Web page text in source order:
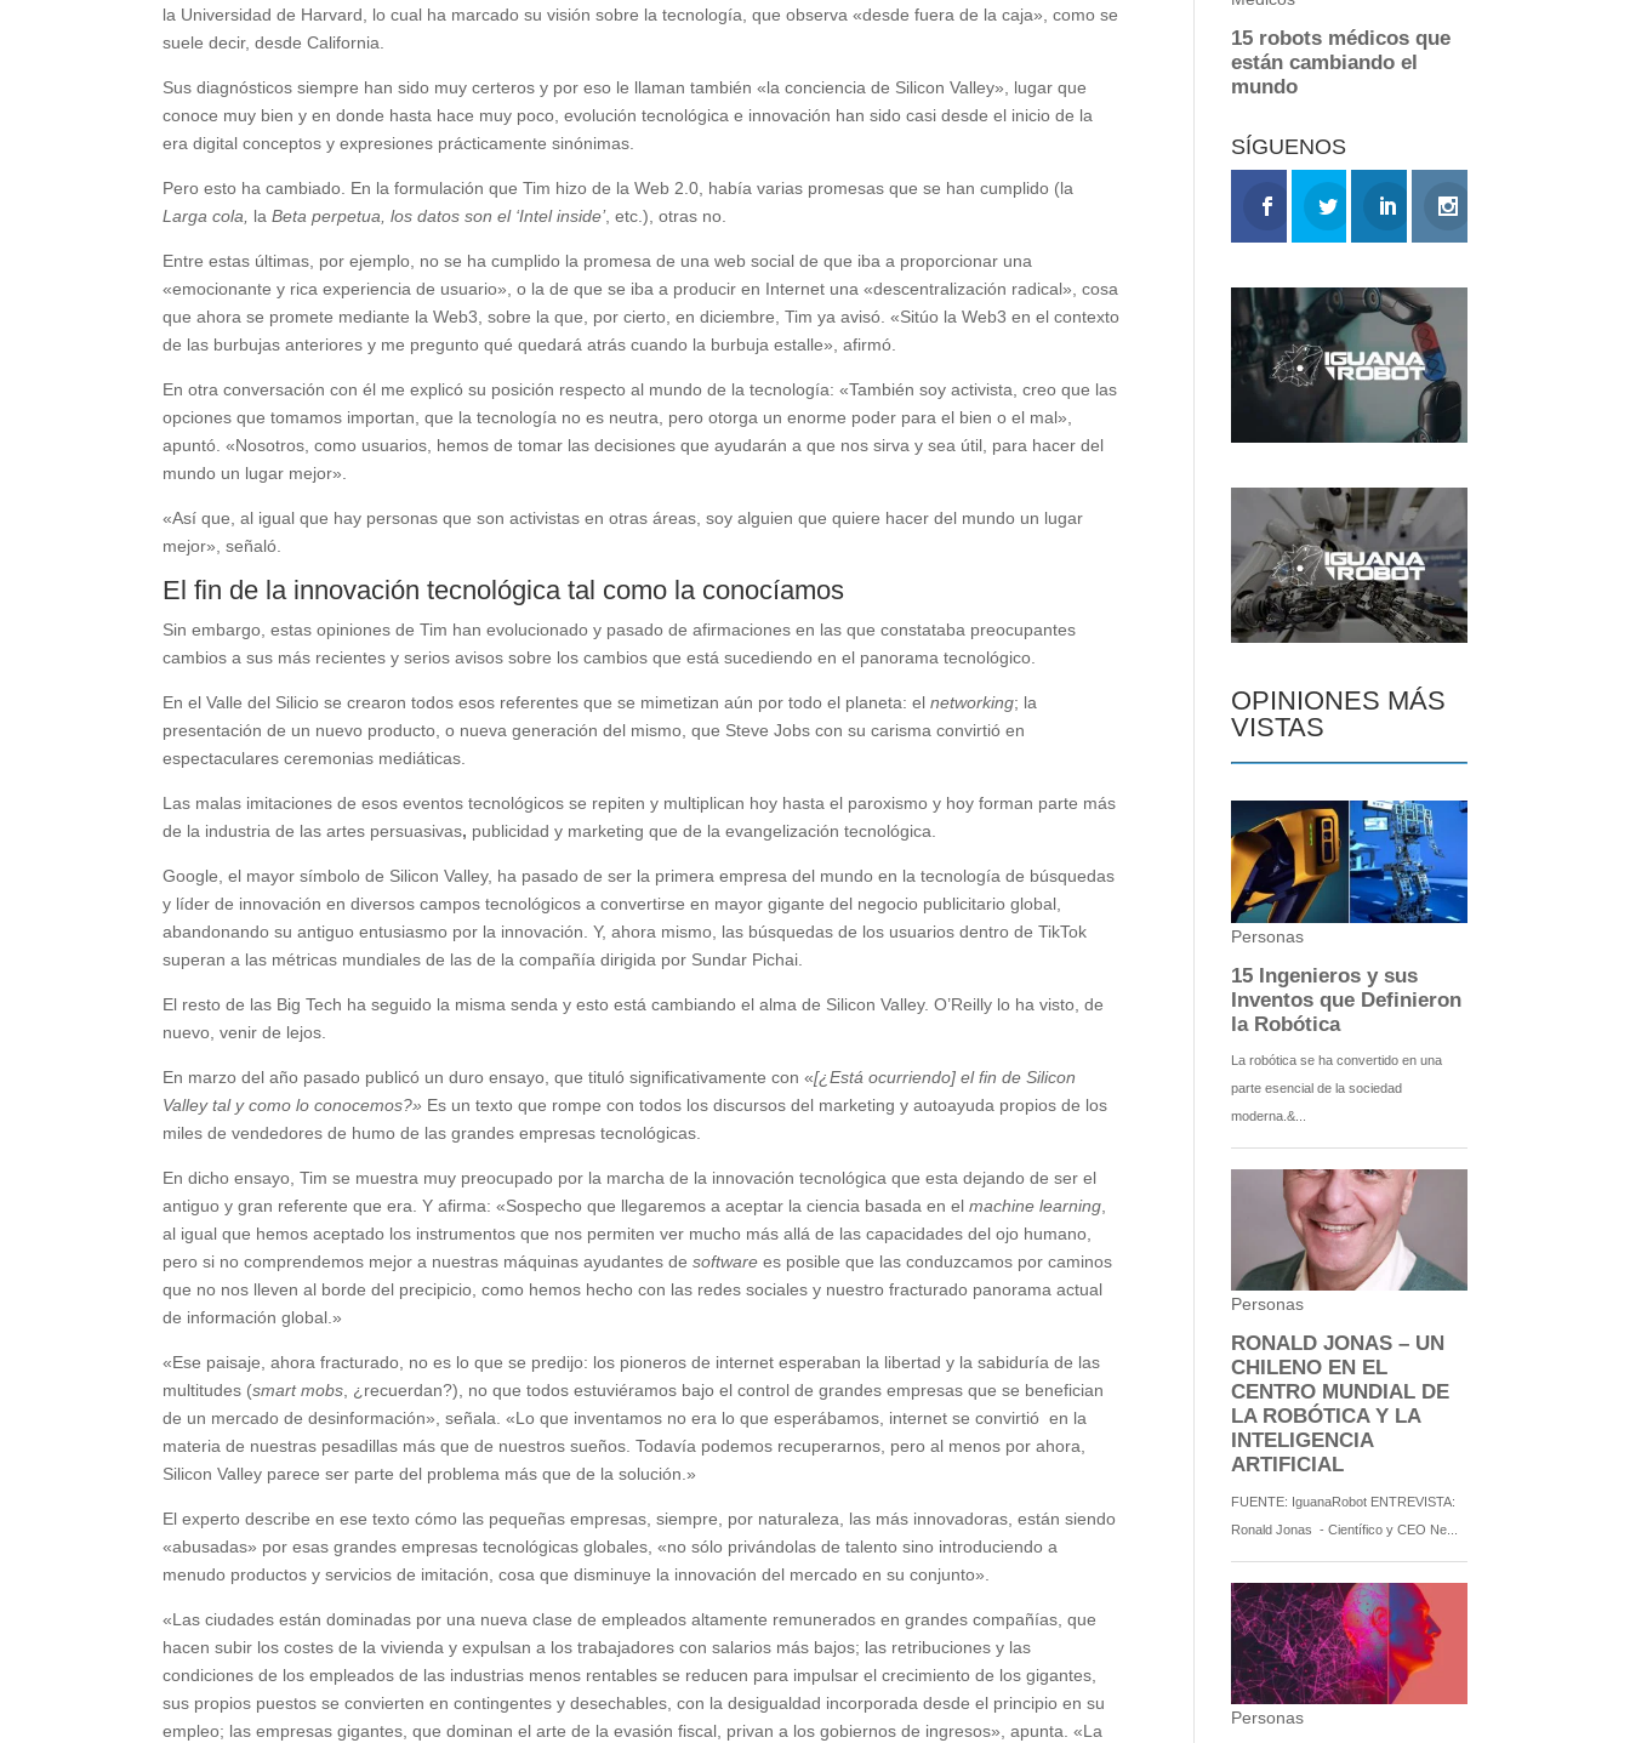
la Universidad de Harvard, lo cual ha marcado su visión sobre la tecnología, que observa «desde fuera de la caja», como se
suele decir, desde California.
Sus diagnósticos siempre han sido muy certeros y por eso le llaman también «la conciencia de Silicon Valley», lugar que
conoce muy bien y en donde hasta hace muy poco, evolución tecnológica e innovación han sido casi desde el inicio de la
era digital conceptos y expresiones prácticamente sinónimas.
Pero esto ha cambiado. En la formulación que Tim hizo de la Web 2.0, había varias promesas que se han cumplido (la
Larga cola,
laBeta perpetua, los datos son el ‘Intel inside’, etc.), otras no.
Entre estas últimas, por ejemplo, no se ha cumplido la promesa de una web social de que iba a proporcionar una
«emocionante y rica experiencia de usuario», o la de que se iba a producir en Internet una «descentralización radical», cosa
que ahora se promete mediante la Web3, sobre la que, por cierto, en diciembre, Tim ya avisó. «Sitúo la Web3 en el contexto
de las burbujas anteriores y me pregunto qué quedará atrás cuando la burbuja estalle», afirmó.
En otra conversación con él me explicó su posición respecto al mundo de la tecnología: «También soy activista, creo que las
opciones que tomamos importan, que la tecnología no es neutra, pero otorga un enorme poder para el bien o el mal»,
apuntó. «Nosotros, como usuarios, hemos de tomar las decisiones que ayudarán a que nos sirva y sea útil, para hacer del
mundo un lugar mejor».
«Así que, al igual que hay personas que son activistas en otras áreas, soy alguien que quiere hacer del mundo un lugar
mejor», señaló.
El fin de la innovación tecnológica tal como la conocíamos
Sin embargo, estas opiniones de Tim han evolucionado y pasado de afirmaciones en las que constataba preocupantes
cambios a sus más recientes y serios avisos sobre los cambios que está sucediendo en el panorama tecnológico.
En el Valle del Silicio se crearon todos esos referentes que se mimetizan aún por todo el planeta: elnetworking; la
presentación de un nuevo producto, o nueva generación del mismo, que Steve Jobs con su carisma convirtió en
espectaculares ceremonias mediáticas.
Las malas imitaciones de esos eventos tecnológicos se repiten y multiplican hoy hasta el paroxismo y hoy forman parte más
de la industria de las artes persuasivas, publicidad y marketing que de la evangelización tecnológica.
Google, el mayor símbolo de Silicon Valley, ha pasado de ser la primera empresa del mundo en la tecnología de búsquedas
y líder de innovación en diversos campos tecnológicos a convertirse en mayor gigante del negocio publicitario global,
abandonando su antiguo entusiasmo por la innovación. Y, ahora mismo, las búsquedas de los usuarios dentro de TikTok
superan a las métricas mundiales de las de la compañía dirigida por Sundar Pichai.
El resto de las Big Tech ha seguido la misma senda y esto está cambiando el alma de Silicon Valley. O’Reilly lo ha visto, de
nuevo, venir de lejos.
En marzo del año pasado publicó un duro ensayo, que tituló significativamente con «[¿Está ocurriendo] el fin de Silicon
Valley tal y como lo conocemos?» Es un texto que rompe con todos los discursos del marketing y autoayuda propios de los
miles de vendedores de humo de las grandes empresas tecnológicas.
En dicho ensayo, Tim se muestra muy preocupado por la marcha de la innovación tecnológica que esta dejando de ser el
antiguo y gran referente que era. Y afirma: «Sospecho que llegaremos a aceptar la ciencia basada en elmachine learning
al igual que hemos aceptado los instrumentos que nos permiten ver mucho más allá de las capacidades del ojo humano,
pero si no comprendemos mejor a nuestras máquinas ayudantes desoftware es posible que las conduzcamos por caminos
que no nos lleven al borde del precipicio, como hemos hecho con las redes sociales y nuestro fracturado panorama actual
de información global.»
«Ese paisaje, ahora fracturado, no es lo que se predijo: los pioneros de internet esperaban la libertad y la sabiduría de las
multitudes (smart mobs , ¿recuerdan?), no que todos estuviéramos bajo el control de grandes empresas que se benefician
de un mercado de desinformación», señala. «Lo que inventamos no era lo que esperábamos, internet se convirtió en la
materia de nuestras pesadillas más que de nuestros sueños. Todavía podemos recuperarnos, pero al menos por ahora,
Silicon Valley parece ser parte del problema más que de la solución.»
El experto describe en ese texto cómo las pequeñas empresas, siempre, por naturaleza, las más innovadoras, están siendo
«abusadas» por esas grandes empresas tecnológicas globales, «no sólo privándolas de talento sino introduciendo a
menudo productos y servicios de imitación, cosa que disminuye la innovación del mercado en su conjunto».
«Las ciudades están dominadas por una nueva clase de empleados altamente remunerados en grandes compañías, que
hacen subir los costes de la vivienda y expulsan a los trabajadores con salarios más bajos; las retribuciones y las
condiciones de los empleados de las industrias menos rentables se reducen para impulsar el crecimiento de los gigantes,
sus propios puestos se convierten en contingentes y desechables, con la desigualdad incorporada desde el principio en su
empleo; las empresas gigantes, que dominan el arte de la evasión fiscal, privan a los gobiernos de ingresos», apunta. «La
SÍGUENOS
OPINIONES MÁS
VISTAS